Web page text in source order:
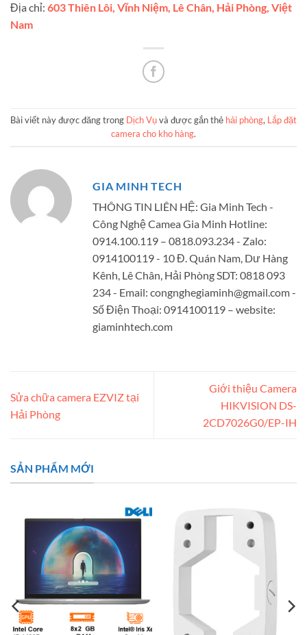
Địa chỉ: 603 Thiên Lôi, Vĩnh Niệm, Lê Chân, Hải Phòng, Việt
Nam
Bài viết này được đăng trong Dịch Vụvà được gắn thẻ hải phòng, Lắp đặt
camera cho kho hàng.
GIA MINH TECH
THÔNG TIN LIÊN HỆ: Gia Minh Tech -
Công Nghệ Camea Gia Minh Hotline:
0914.100.119 – 0818.093.234 - Zalo:
0914100119 - 10 Đ. Quán Nam, Dư Hàng
Kênh, Lê Chân, Hải Phòng SDT: 0818 093
234 - Email: congnghegiaminh@gmail.com-
Số Điện Thoại: 0914100119 – website:
giaminhtech.com
Sửa chữa camera EZVIZ tại
Hải Phòng
Giới thiệu Camera
HIKVISION DS-
2CD7026G0/EP-IH
SẢN PHẨM MỚI